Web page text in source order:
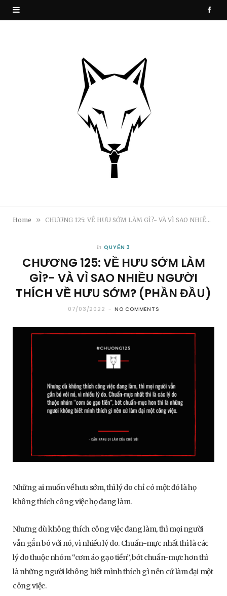
F
Home » CHƯƠNG 125: VỀ HƯU SỚM LÀM GÌ?- VÀ VÌ SAO NHIỀU NGƯỜI THÍCH VỀ HƯU SỚM? (PHẦN ĐẦU)
In QUYỂN 3
CHƯƠNG 125: VỀ HƯU SỚM LÀM
GÌ?- VÀ VÌ SAO NHIỀU NGƯỜI
THÍCH VỀ HƯU SỚM? (PHẦN ĐẦU)
07/03/2022 NO COMMENTS
Những ai muốn về hưu sớm, thì lý do chỉ có một: đó là họ
không thích công việc họ đang làm.
Nhưng dù không thích công việc đang làm, thì mọi người
vẫn gắn bó với nó, vì nhiều lý do. Chuẩn-mực nhất thì là các
lý do thuộc nhóm “cơm áo gạo tiền”, bớt chuẩn-mực hơn thì
là những người không biết mình thích gì nên cứ làm đại một
công việc.